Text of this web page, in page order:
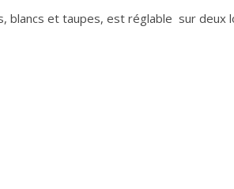
et taupes, est réglable sur deux